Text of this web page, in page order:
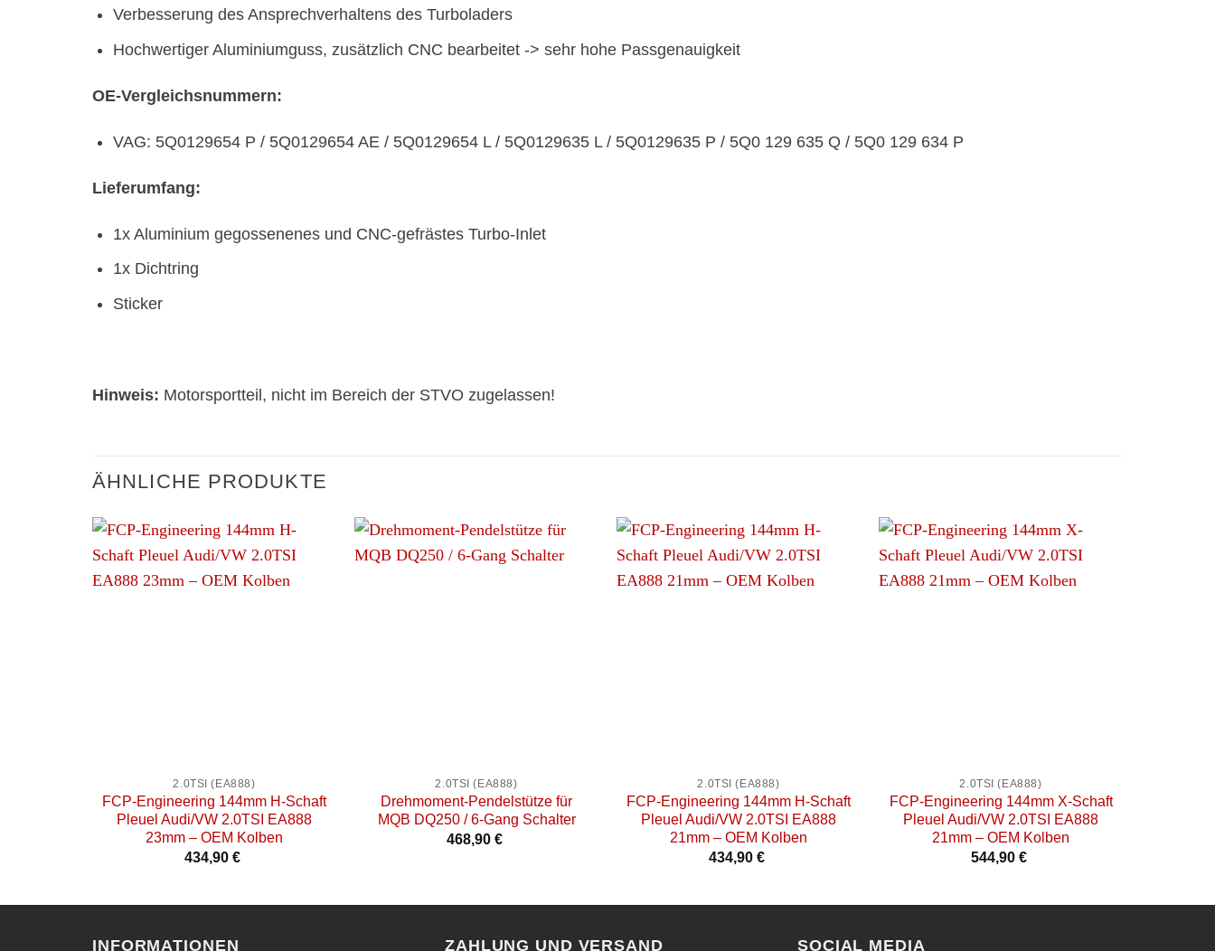
Verbesserung des Ansprechverhaltens des Turboladers
Hochwertiger Aluminiumguss, zusätzlich CNC bearbeitet -> sehr hohe Passgenauigkeit
OE-Vergleichsnummern:
VAG: 5Q0129654 P / 5Q0129654 AE / 5Q0129654 L / 5Q0129635 L / 5Q0129635 P / 5Q0 129 635 Q / 5Q0 129 634 P
Lieferumfang:
1x Aluminium gegossenenes und CNC-gefrästes Turbo-Inlet
1x Dichtring
Sticker
Hinweis: Motorsportteil, nicht im Bereich der STVO zugelassen!
ÄHNLICHE PRODUKTE
2.0TSI (EA888)
FCP-Engineering 144mm H-Schaft
Pleuel Audi/VW 2.0TSI EA888
23mm – OEM Kolben
434,90 €
2.0TSI (EA888)
Drehmoment-Pendelstütze für
MQB DQ250 / 6-Gang Schalter
468,90 €
2.0TSI (EA888)
FCP-Engineering 144mm H-Schaft
Pleuel Audi/VW 2.0TSI EA888
21mm – OEM Kolben
434,90 €
2.0TSI (EA888)
FCP-Engineering 144mm X-Schaft
Pleuel Audi/VW 2.0TSI EA888
21mm – OEM Kolben
544,90 €
INFORMATIONEN ZAHLUNG UND VERSAND SOCIAL MEDIA